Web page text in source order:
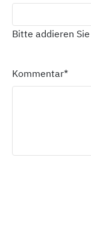
Bitte addieren
Kommentar*